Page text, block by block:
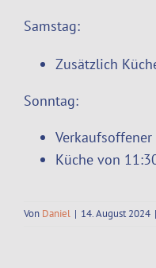
Samstag:
Zusätzlich
Sonntag:
Küche von
Von Daniel | 14. August 2024 |